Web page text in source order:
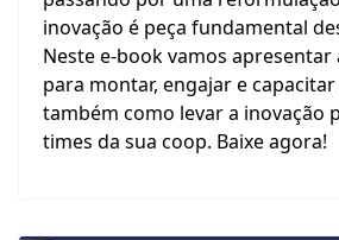
inovação é peça fundamental
Neste e-book vamos
para montar, engajar e
também como levar a inovação
times da sua coop. Baixe agora!